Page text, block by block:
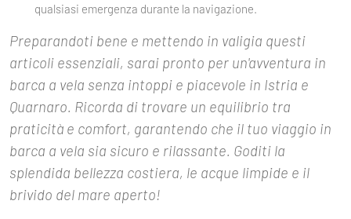
qualsiasi emergenza durante la navigazione.
Preparandoti bene e mettendo in valigia questi
articoli essenziali, sarai pronto per un'avventura in
barca a vela senza intoppi e piacevole in Istria e
Quarnaro. Ricorda di trovare un equilibrio tra
praticità e comfort, garantendo che il tuo viaggio in
barca a vela sia sicuro e rilassante. Goditi la
splendida bellezza costiera, le acque limpide e il
brivido del mare aperto!